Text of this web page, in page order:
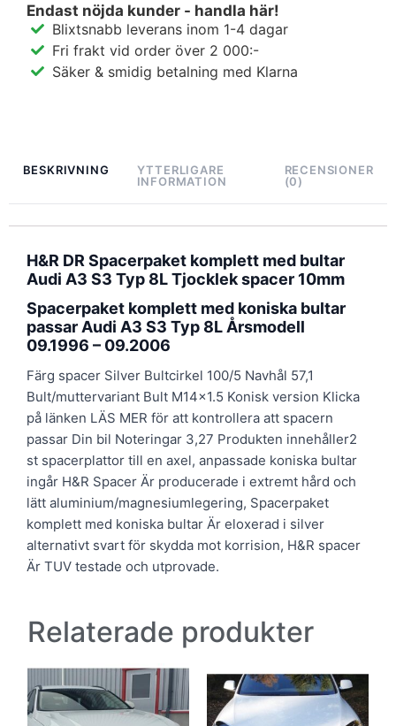
Endast nöjda kunder - handla här!
Blixtsnabb leverans inom 1-4 dagar
Fri frakt vid order över 2 000:-
Säker & smidig betalning med Klarna
BESKRIVNING
YTTERLIGARE
INFORMATION
RECENSIONER
(0)
H&R DR Spacerpaket komplett med bultar
Audi A3 S3 Typ 8L Tjocklek spacer 10mm
Spacerpaket komplett med koniska bultar
passar Audi A3 S3 Typ 8L Årsmodell
09.1996 – 09.2006
Färg spacer Silver Bultcirkel 100/5 Navhål 57,1
Bult/muttervariant Bult M14x1.5 Konisk version Klicka
på länken LÄS MER för att kontrollera att spacern
passar Din bil Noteringar 3,27 Produkten innehåller2
st spacerplattor till en axel, anpassade koniska bultar
ingår H&R Spacer Är producerade i extremt hård och
lätt aluminium/magnesiumlegering, Spacerpaket
komplett med koniska bultar Är eloxerad i silver
alternativt svart för skydda mot korrision, H&R spacer
Är TUV testade och utprovade.
Relaterade produkter